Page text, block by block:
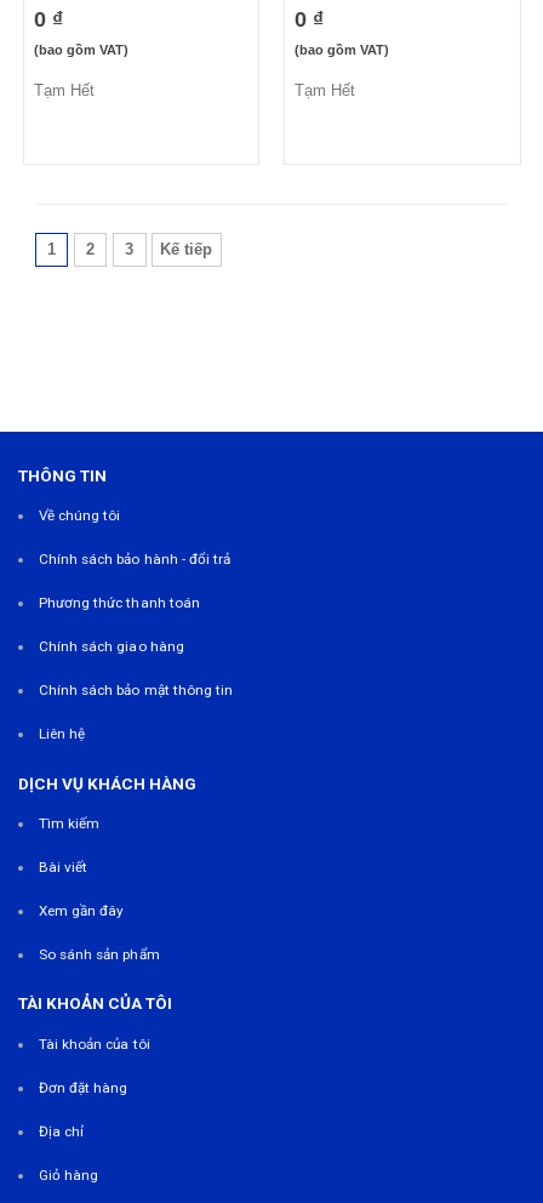
0 ₫
(bao gồm VAT)
Tạm Hết
0 ₫
(bao gồm VAT)
Tạm Hết
1 2 3 Kế tiếp
THÔNG TIN
Về chúng tôi
Chính sách bảo hành - đổi trả
Phương thức thanh toán
Chính sách giao hàng
Chính sách bảo mật thông tin
Liên hệ
DỊCH VỤ KHÁCH HÀNG
Tìm kiếm
Bài viết
Xem gần đây
So sánh sản phẩm
TÀI KHOẢN CỦA TÔI
Tài khoản của tôi
Đơn đặt hàng
Địa chỉ
Giỏ hàng